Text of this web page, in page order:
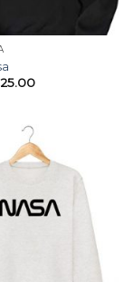
25.00